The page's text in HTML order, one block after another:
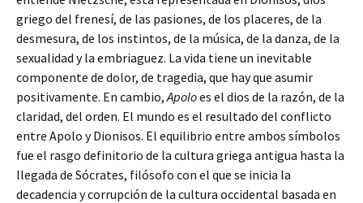
griego del frenesí, de las pasiones, de los placeres, de la
desmesura, de los instintos, de la música, de la danza, de la
sexualidad y la embriaguez. La vida tiene un inevitable
componente de dolor, de tragedia, que hay que asumir
positivamente. En cambio,Apoloes el dios de la razón, de la
claridad, del orden. El mundo es el resultado del conflicto
entre Apolo y Dionisos. El equilibrio entre ambos símbolos
fue el rasgo definitorio de la cultura griega antigua hasta la
llegada de Sócrates, filósofo con el que se inicia la
decadencia y corrupción de la cultura occidental basada en